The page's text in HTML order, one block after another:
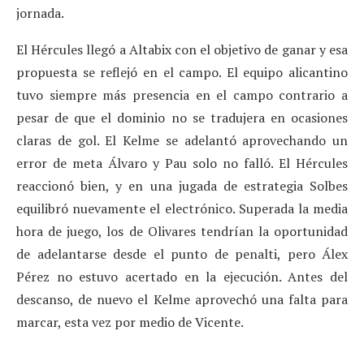
jornada.
El Hércules llegó a Altabix con el objetivo de ganar y esa
propuesta se reflejó en el campo. El equipo alicantino
tuvo siempre más presencia en el campo contrario a
pesar de que el dominio no se tradujera en ocasiones
claras de gol. El Kelme se adelantó aprovechando un
error de meta Álvaro y Pau solo no falló. El Hércules
reaccionó bien, y en una jugada de estrategia Solbes
equilibró nuevamente el electrónico. Superada la media
hora de juego, los de Olivares tendrían la oportunidad
de adelantarse desde el punto de penalti, pero Álex
Pérez no estuvo acertado en la ejecución. Antes del
descanso, de nuevo el Kelme aprovechó una falta para
marcar, esta vez por medio de Vicente.